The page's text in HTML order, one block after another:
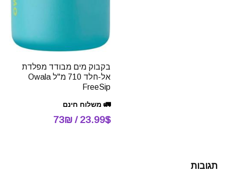
בקבוק מים מבודד מפלדת
אל-חלד 710 מ"ל Owala
FreeSip
🚛 משלוח חינם
23.99$ / 73₪
תגובות